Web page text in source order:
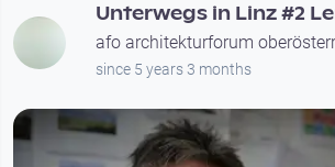
Unterwegs in Linz #2
afo architekturforum
since 5 years 3 months